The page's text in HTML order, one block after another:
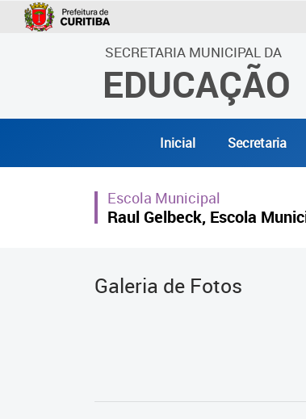
SECRETARIA MUNICIPAL DA
EDUCAÇÃO
Inicial Secretaria
Escola Municipal
Raul Gelbeck, Escola
Galeria de Fotos